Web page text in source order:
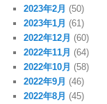
2023年2月 (50)
2023年1月 (61)
2022年12月 (60)
2022年11月 (64)
2022年10月 (58)
2022年9月 (46)
2022年8月 (45)